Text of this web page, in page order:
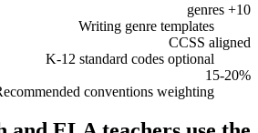
10+ genres
Writing genre templates
CCSS aligned
K-12 standard codes optional
15-20%
conventions weighting